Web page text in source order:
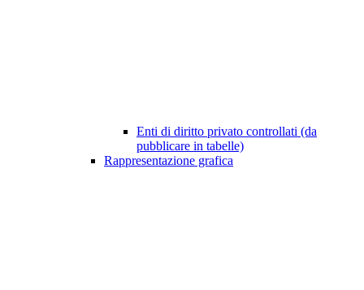
Enti di diritto privato controllati (da
pubblicare in tabelle)
Rappresentazione grafica